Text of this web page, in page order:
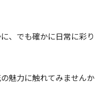
、でも確かに日常に彩
魅力に触れてみませんか